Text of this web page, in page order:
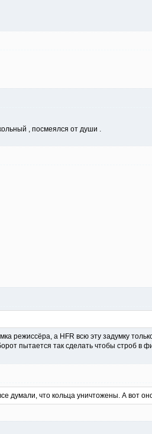
, посмеялся от души .
режиссёра, а HFR всю эту задумку
пытается так сделать чтобы строб в
думали, что кольца уничтожены. А вот